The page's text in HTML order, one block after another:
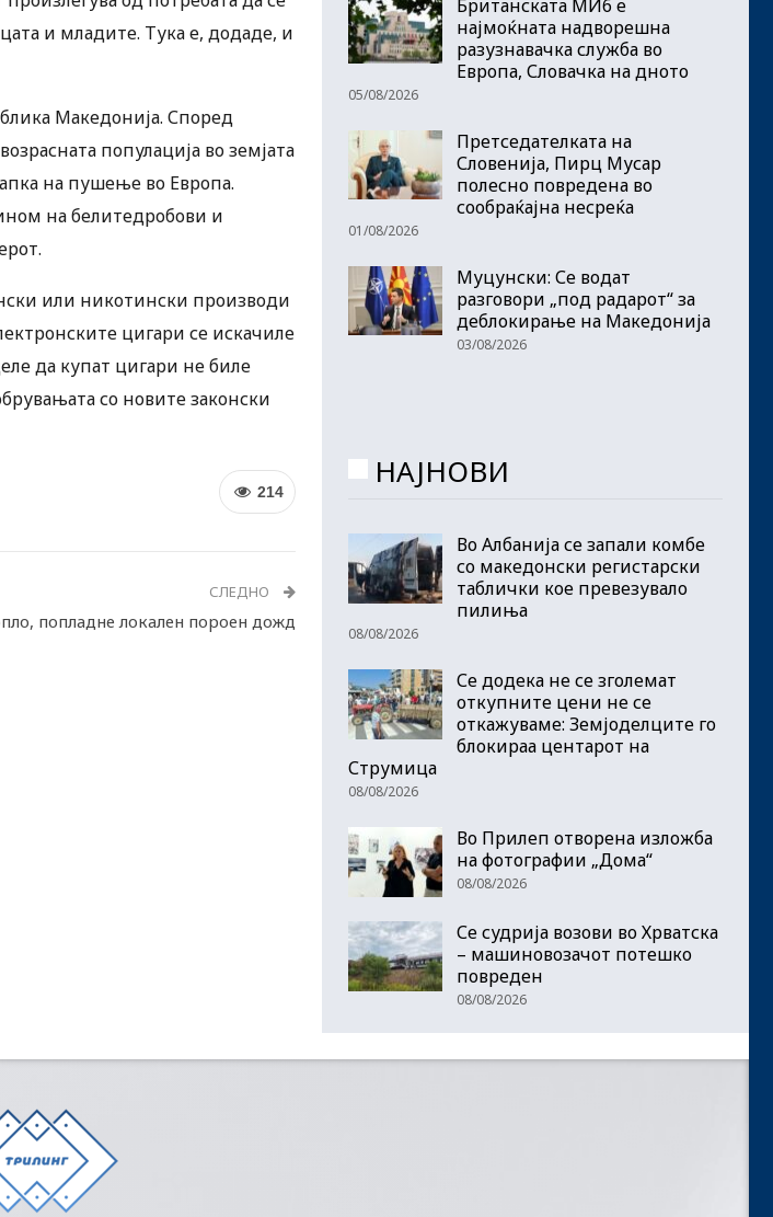
и младите. Тука е, додаде, и
Македонија. Според
популација во земјата
на пушење во Европа.
на белитедробови и
или никотински производи
цигари се искачиле
да купат цигари не биле
со новите законски
214
СЛЕДНО
попладне локален пороен дожд
Британската МИ6 е
најмоќната надворешна
разузнавачка служба во
Европа, Словачка на дното
05/08/2026
Претседателката на
Словенија, Пирц Мусар
полесно повредена во
сообраќајна несреќа
01/08/2026
Муцунски: Се водат
разговори „под радарот“ за
деблокирање на Македонија
03/08/2026
НАЈНОВИ
Во Албанија се запали комбе
со македонски регистарски
таблички кое превезувало
пилиња
08/08/2026
Се додека не се зголемат
откупните цени не се
откажуваме: Земјоделците го
блокираа центарот на
Струмица
08/08/2026
Во Прилеп отворена изложба
на фотографии „Дома“
08/08/2026
Се судрија возови во Хрватска
– машиновозачот потешко
повреден
08/08/2026